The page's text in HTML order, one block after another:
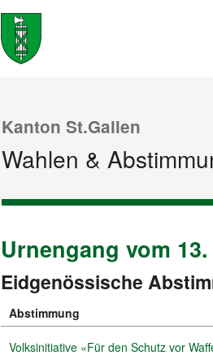
Kanton St.Gallen
Wahlen &
Urnengang
vom
13.
2011
Archiv
Urnengang vom
Eidgenössische
Abstimmung
Volksinitiative «Für den Schutz vor